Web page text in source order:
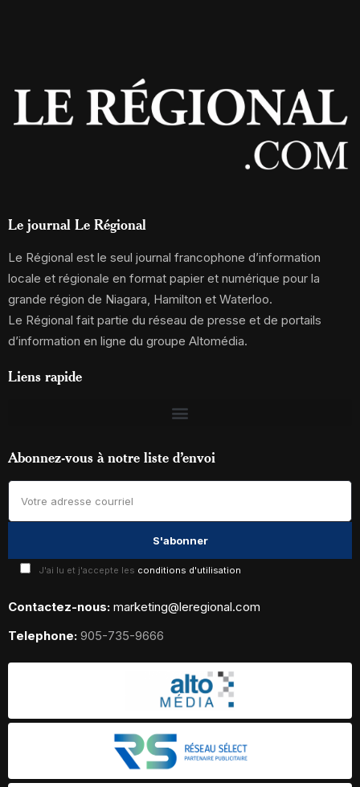
Le journal Le Régional
Le Régional est le seul journal francophone d’information
locale et régionale en format papier et numérique pour la
grande région de Niagara, Hamilton et Waterloo.
Le Régional fait partie du réseau de presse et de portails
d’information en ligne du groupe Altomédia.
Liens rapide
Abonnez-vous à notre liste d’envoi
J'ai lu et j'accepte les conditions d'utilisation
Contactez-nous: marketing@leregional.com
Telephone: 905-735-9666